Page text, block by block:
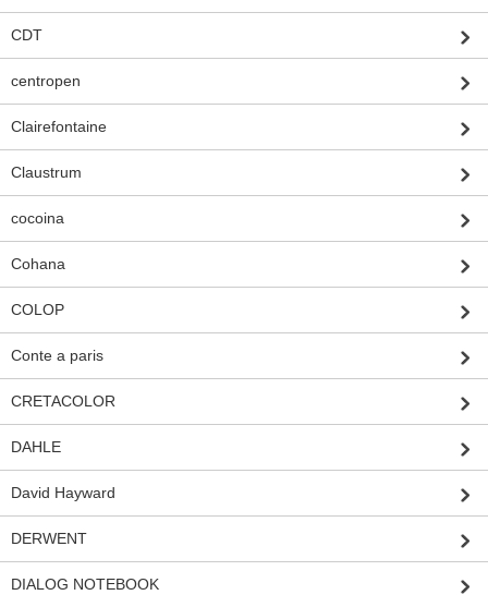
CDT
centropen
Clairefontaine
Claustrum
cocoina
Cohana
COLOP
Conte a paris
CRETACOLOR
DAHLE
David Hayward
DERWENT
DIALOG NOTEBOOK